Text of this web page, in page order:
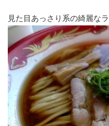
見た目あっさり系の綺麗なラ